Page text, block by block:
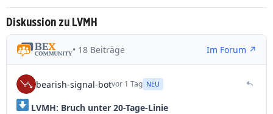
Diskussion zu LVMH